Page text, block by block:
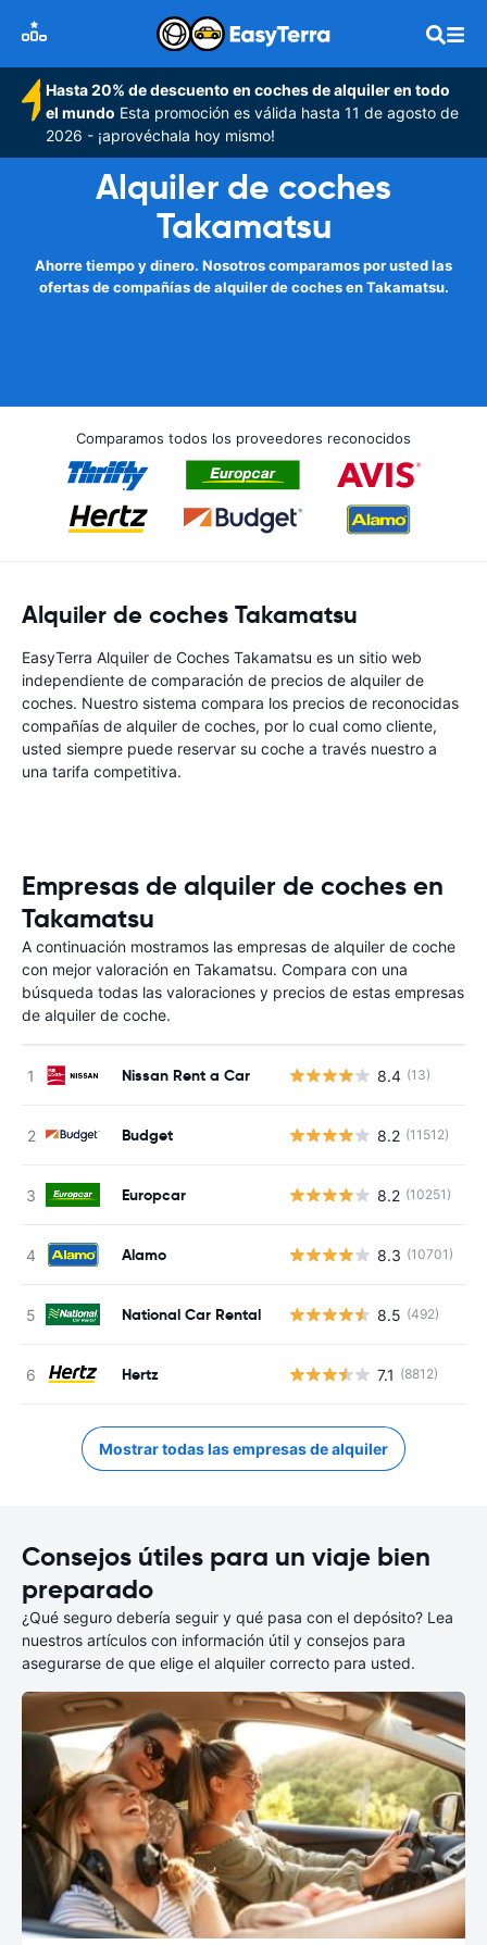
Hasta 20% de descuento en coches de alquiler en todo
el mundo Esta promoción es válida hasta 11 de agosto de
2026 - ¡aprovéchala hoy mismo!
Alquiler de coches
Takamatsu
Ahorre tiempo y dinero. Nosotros comparamos por usted las
ofertas de compañías de alquiler de coches en Takamatsu.
Comparamos todos los proveedores reconocidos
Alquiler de coches Takamatsu
EasyTerra Alquiler de Coches Takamatsu es un sitio web
independiente de comparación de precios de alquiler de
coches. Nuestro sistema compara los precios de reconocidas
compañías de alquiler de coches, por lo cual como cliente,
usted siempre puede reservar su coche a través nuestro a
una tarifa competitiva.
Empresas de alquiler de coches en
Takamatsu
A continuación mostramos las empresas de alquiler de coche
con mejor valoración en Takamatsu. Compara con una
búsqueda todas las valoraciones y precios de estas empresas
de alquiler de coche.
Nissan Rent a Car 8.4 (13)
Budget 8.2 (11512)
Europcar 8.2 (10251)
Alamo 8.3 (10701)
National Car Rental 8.5 (492)
Hertz 7.1 (8812)
Mostrar todas las empresas de alquiler
Consejos útiles para un viaje bien
preparado
¿Qué seguro debería seguir y qué pasa con el depósito? Lea
nuestros artículos con información útil y consejos para
asegurarse de que elige el alquiler correcto para usted.